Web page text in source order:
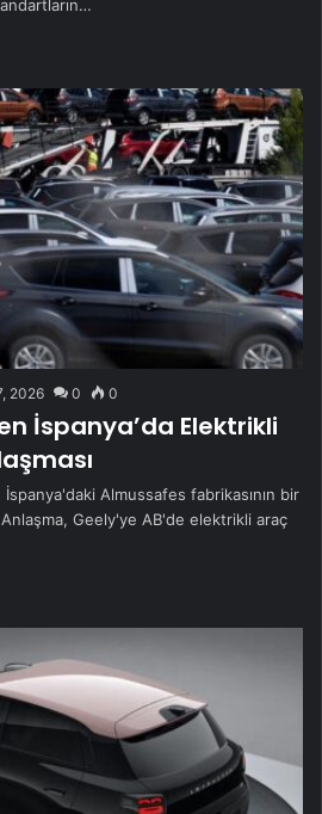
2026 0 0
İspanya’da Elektrikli
Almussafes fabrikasının bir
Anlaşma, Geely'ye AB'de elektrikli araç